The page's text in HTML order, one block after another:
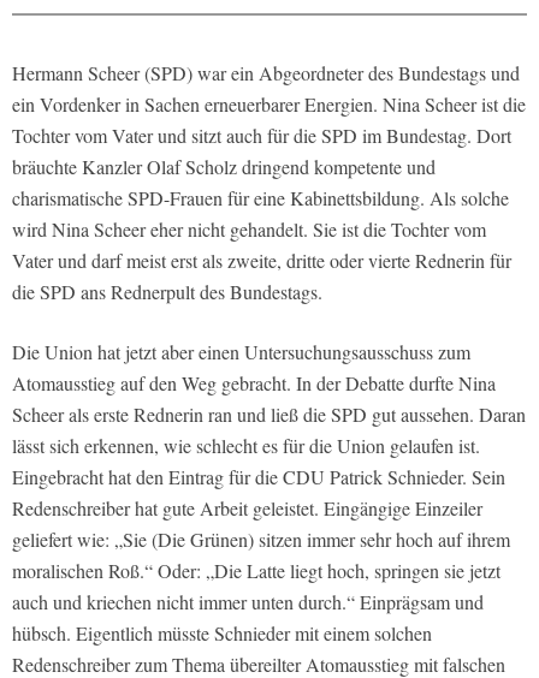
Hermann Scheer (SPD) war ein Abgeordneter des Bundestags und
ein Vordenker in Sachen erneuerbarer Energien. Nina Scheer ist die
Tochter vom Vater und sitzt auch für die SPD im Bundestag. Dort
bräuchte Kanzler Olaf Scholz dringend kompetente und
charismatische SPD-Frauen für eine Kabinettsbildung. Als solche
wird Nina Scheer eher nicht gehandelt. Sie ist die Tochter vom
Vater und darf meist erst als zweite, dritte oder vierte Rednerin für
die SPD ans Rednerpult des Bundestags.
Die Union hat jetzt aber einen Untersuchungsausschuss zum
Atomausstieg auf den Weg gebracht. In der Debatte durfte Nina
Scheer als erste Rednerin ran und ließ die SPD gut aussehen. Daran
lässt sich erkennen, wie schlecht es für die Union gelaufen ist.
Eingebracht hat den Eintrag für die CDU Patrick Schnieder. Sein
Redenschreiber hat gute Arbeit geleistet. Eingängige Einzeiler
geliefert wie: „Sie (Die Grünen) sitzen immer sehr hoch auf ihrem
moralischen Roß.“ Oder: „Die Latte liegt hoch, springen sie jetzt
auch und kriechen nicht immer unten durch.“ Einprägsam und
hübsch. Eigentlich müsste Schnieder mit einem solchen
Redenschreiber zum Thema übereilter Atomausstieg mit falschen